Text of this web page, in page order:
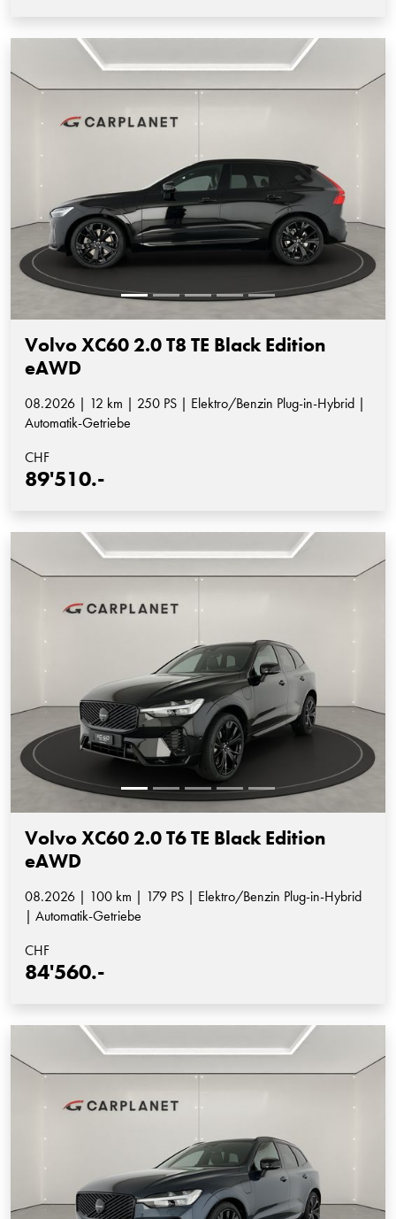
Volvo XC60 2.0 T8 TE Black Edition
eAWD
08.2026 | 12 km | 250 PS | Elektro/Benzin Plug-in-Hybrid |
Automatik-Getriebe
CHF
89'510.-
Volvo XC60 2.0 T6 TE Black Edition
eAWD
08.2026 | 100 km | 179 PS | Elektro/Benzin Plug-in-Hybrid
| Automatik-Getriebe
CHF
84'560.-